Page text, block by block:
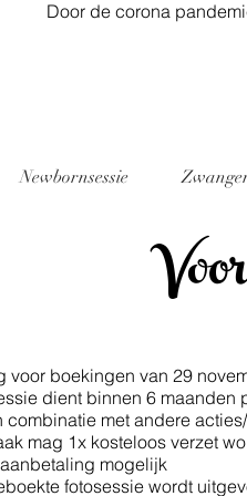
Door de corona
Newbornsessie
voor boekingen van 29
dient binnen 6 maanden
combinatie met andere
mag 1x kosteloos verzet
mogelijk
fotosessie wordt